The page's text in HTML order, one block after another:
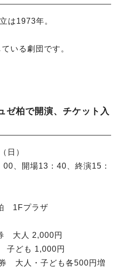
は1973年。
いる劇団です。
ゼ柏で開演、チケット入
）
13：40、終演15：
1Fプラザ
大人 2,000円
円
ども各500円増